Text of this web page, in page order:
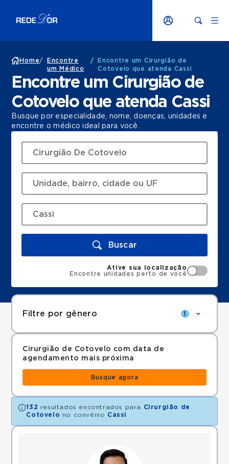
Home/
Encontre
um Médico
/
Encontre um Cirurgião de
Cotovelo que atenda Cassi
Encontre um Cirurgião de
Cotovelo que atenda Cassi
Busque por especialidade, nome, doenças, unidades e
encontre o médico ideal para você.
Buscar
Ative sua localização
Encontre unidades perto de você
Filtre por gênero 1
Cirurgião de Cotovelo com data de
agendamento mais próxima
Busque agora
132 resultados encontrados para
Cirurgião de
Cotovelo no convênio Cassi